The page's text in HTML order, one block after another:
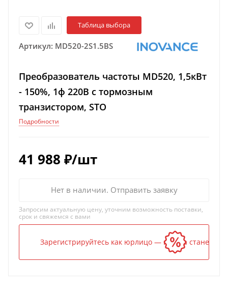
Таблица выбора
Артикул: MD520-2S1.5BS
Преобразователь частоты MD520, 1,5кВт
- 150%, 1ф 220В с тормозным
транзистором, STO
Подробности
41 988 ₽/шт
Нет в наличии. Отправить заявку
Запросим актуальную цену, уточним возможность поставки,
срок и свяжемся с вами
Зарегистрируйтесь как юрлицо — и цена станет